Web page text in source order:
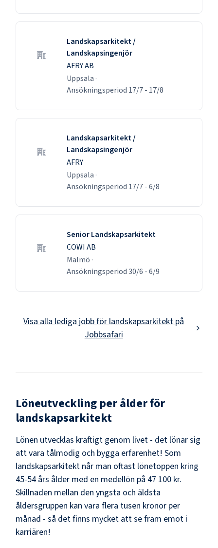
Landskapsarkitekt /
Landskapsingenjör
AFRY AB
Uppsala ·
Ansökningsperiod 17/7- 17/8
Landskapsarkitekt /
Landskapsingenjör
AFRY
Uppsala ·
Ansökningsperiod 17/7-6/8
Senior Landskapsarkitekt
COWI AB
Malmö ·
Ansökningsperiod30/6 -6/9
Visa alla lediga jobb för landskapsarkitekt på
Jobbsafari
Löneutveckling per ålder för
landskapsarkitekt
Lönen utvecklas kraftigt genom livet - det lönar sig
att vara tålmodig och bygga erfarenhet! Som
landskapsarkitekt når man oftast lönetoppen kring
45-54 års ålder med en medellön på 47 100 kr.
Skillnaden mellan den yngsta och äldsta
åldersgruppen kan vara flera tusen kronor per
månad - så det finns mycket att se fram emot i
karriären!